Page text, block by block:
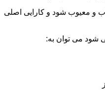
و معیوب شود و کارایی اصلی
شود می توان به: